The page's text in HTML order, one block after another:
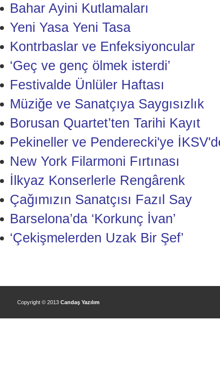
Bahar Ayini Kutlamaları
Yeni Yasa Yeni Tasa
Kontrbaslar ve Enfeksiyoncular
‘Geç ve genç ölmek isterdi’
Festivalde Ünlüler Haftası
Müziğe ve Sanatçıya Saygısızlık
Borusan Quartet’ten Tarihi Kayıt
Pekineller ve Penderecki'ye
New York Filarmoni Fırtınası
İlkyaz Konserlerle Rengârenk
Çağımızın Sanatçısı Fazıl Say
Barselona’da ‘Korkunç İvan’
‘Çekişmelerden Uzak Bir Şef’
Copyright © 2013 Candaş Yazılım